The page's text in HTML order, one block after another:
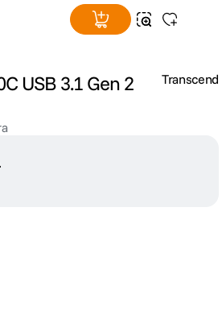
USB 3.1 Gen 2
Transcend